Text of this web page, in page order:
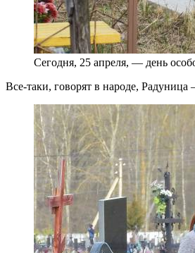
Сегодня, 25 апреля, — день
Все-таки, говорят в народе, Радуница